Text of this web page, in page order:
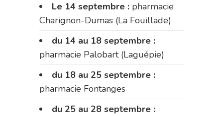
Le 14 septembre : pharmacie
Charignon-Dumas (La Fouillade)
du 14 au 18 septembre :
pharmacie Palobart (Laguépie)
du 18 au 25 septembre :
pharmacie Fontanges
du 25 au 28 septembre :